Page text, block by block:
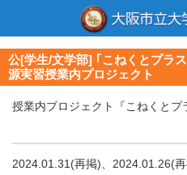
公[学生/文学部] ｢こねくとプラ
源実習授業内プロジェクト
授業内プロジェクト『こねくとプ
2024.01.31(再掲)、2024.01.26(